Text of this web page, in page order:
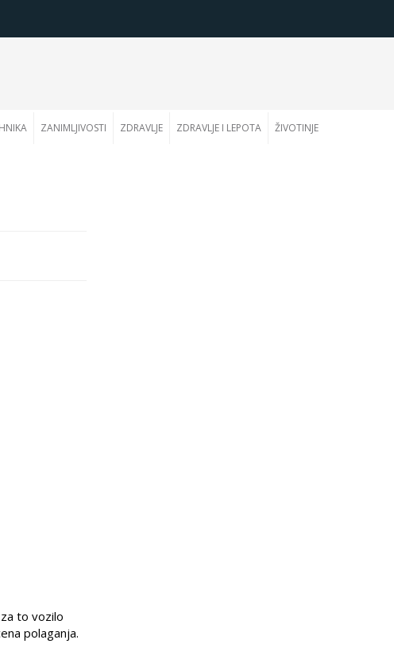
ZANIMLJIVOSTI ZDRAVLJE ZDRAVLJE I LEPOTA ŽIVOTINJE
to vozilo
polaganja.